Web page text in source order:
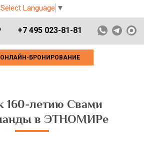
Select Language ▼
+7 495 023-81-81
ОНЛАЙН-БРОНИРОВАНИЕ
160-летию Свами
в ЭТНОМИРе